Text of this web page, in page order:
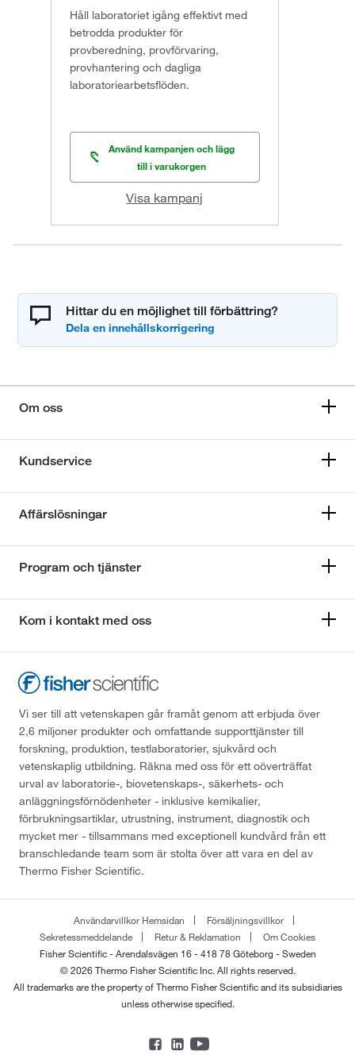
Håll laboratoriet igång effektivt med
betrodda produkter för
provberedning, provförvaring,
provhantering och dagliga
laboratoriearbetsflöden.
Använd kampanjen och lägg
till i varukorgen
Visa kampanj
Hittar du en möjlighet till förbättring?
Om oss
Kundservice
Affärslösningar
Program och tjänster
Kom i kontakt med oss
Vi ser till att vetenskapen går framåt genom att erbjuda över
2,6 miljoner produkter och omfattande supporttjänster till
forskning, produktion, testlaboratorier, sjukvård och
vetenskaplig utbildning. Räkna med oss för ett oöverträffat
urval av laboratorie-, biovetenskaps-, säkerhets- och
anläggningsförnödenheter - inklusive kemikalier,
förbrukningsartiklar, utrustning, instrument, diagnostik och
mycket mer - tillsammans med exceptionell kundvård från ett
branschledande team som är stolta över att vara en del av
Thermo Fisher Scientific.
Användarvillkor Hemsidan
Försäljningsvillkor
Sekretessmeddelande
Retur & Reklamation
Om Cookies
Fisher Scientific - Arendalsvägen 16 - 418 78 Göteborg - Sweden
© 2026 Thermo Fisher Scientific Inc. All rights reserved.
All trademarks are the property of Thermo Fisher Scientific and its subsidiaries
unless otherwise specified.